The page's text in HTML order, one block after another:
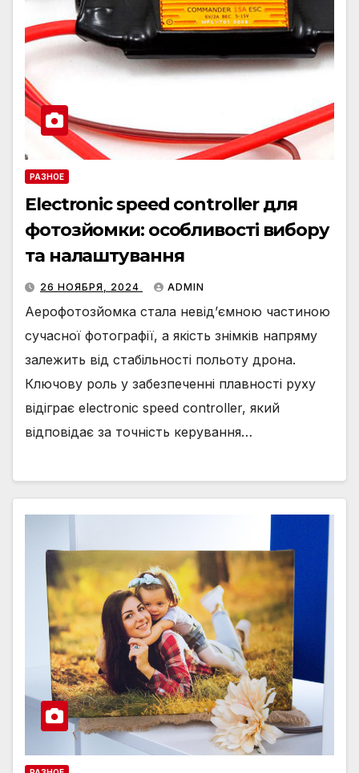
РАЗНОЕ
Electronic speed controller для
фотозйомки: особливості вибору
та налаштування
26 НОЯБРЯ, 2024 ADMIN
Аерофотозйомка стала невід’ємною частиною
сучасної фотографії, а якість знімків напряму
залежить від стабільності польоту дрона.
Ключову роль у забезпеченні плавності руху
відіграє electronic speed controller, який
відповідає за точність керування…